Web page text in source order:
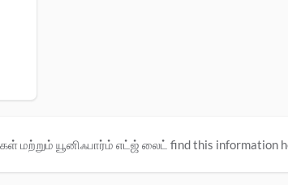
மற்றும் யூனிஃபார்ம் எட்ஜ் லைட் find this information